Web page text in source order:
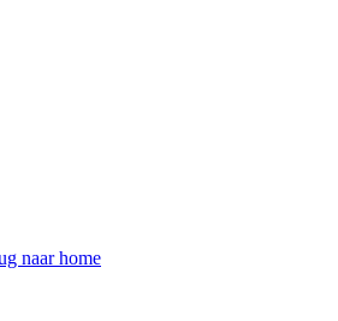
naar home